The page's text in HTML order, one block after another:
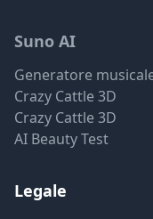
Suno AI
Generatore
Crazy Cattle 3D
Crazy Cattle 3D
AI Beauty Test
Legale